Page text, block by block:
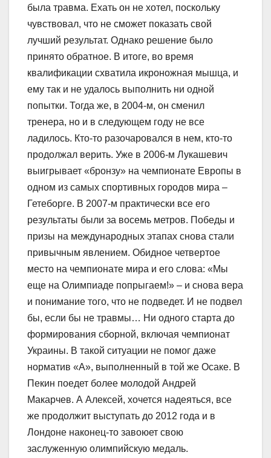
была травма. Ехать он не хотел, поскольку
чувствовал, что не сможет показать свой
лучший результат. Однако решение было
принято обратное. В итоге, во время
квалификации схватила икроножная мышца, и
ему так и не удалось выполнить ни одной
попытки. Тогда же, в 2004-м, он сменил
тренера, но и в следующем году не все
ладилось. Кто-то разочаровался в нем, кто-то
продолжал верить. Уже в 2006-м Лукашевич
выигрывает «бронзу» на чемпионате Европы в
одном из самых спортивных городов мира –
Гетеборге. В 2007-м практически все его
результаты были за восемь метров. Победы и
призы на международных этапах снова стали
привычным явлением. Обидное четвертое
место на чемпионате мира и его слова: «Мы
еще на Олимпиаде попрыгаем!» – и снова вера
и понимание того, что не подведет. И не подвел
бы, если бы не травмы… Ни одного старта до
формирования сборной, включая чемпионат
Украины. В такой ситуации не помог даже
норматив «А», выполненный в той же Осаке. В
Пекин поедет более молодой Андрей
Макарчев. А Алексей, хочется надеяться, все
же продолжит выступать до 2012 года и в
Лондоне наконец-то завоюет свою
заслуженную олимпийскую медаль.